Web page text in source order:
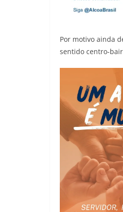
Por motivo ainda
sentido centro-